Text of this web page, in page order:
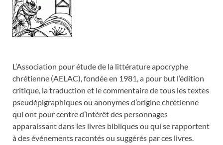
L’Association pour étude de la littérature apocryphe
chrétienne (AELAC), fondée en 1981, a pour but l’édition
critique, la traduction et le commentaire de tous les textes
pseudépigraphiques ou anonymes d’origine chrétienne
qui ont pour centre d’intérêt des personnages
apparaissant dans les livres bibliques ou qui se rapportent
à des événements racontés ou suggérés par ces livres.